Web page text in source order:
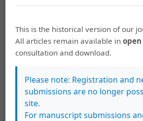
Descargas
This is the historical version of our
All articles remain available inopen
consultation and download.
Please note: Registration and
submissions are no longer
site.
For manuscript submissions